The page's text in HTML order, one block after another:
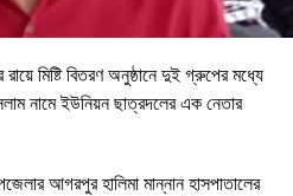
রায়ে মিষ্টি বিতরণ অনুষ্ঠানে দুই গ্রুপের মধ্যে
নামে ইউনিয়ন ছাত্রদলের এক নেতার
আগরপুর হালিমা মান্নান হাসপাতালের